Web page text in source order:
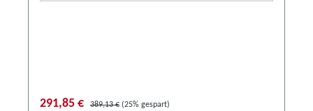
291,85 € 389,13 € (25% gespart)